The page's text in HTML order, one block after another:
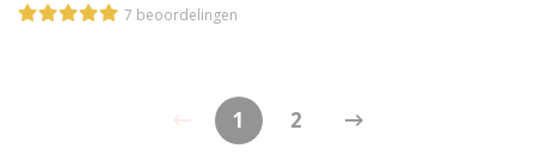
7 beoordelingen
1 2